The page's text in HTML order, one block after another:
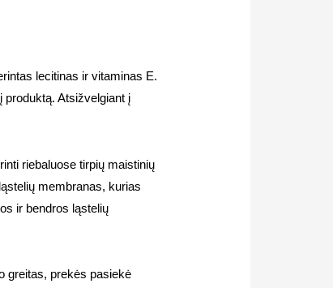
lecitinas ir vitaminas E.
produktą. Atsižvelgiant į
riebaluose tirpių maistinių
membranas, kurias
ir bendros ląstelių
greitas, prekės pasiekė